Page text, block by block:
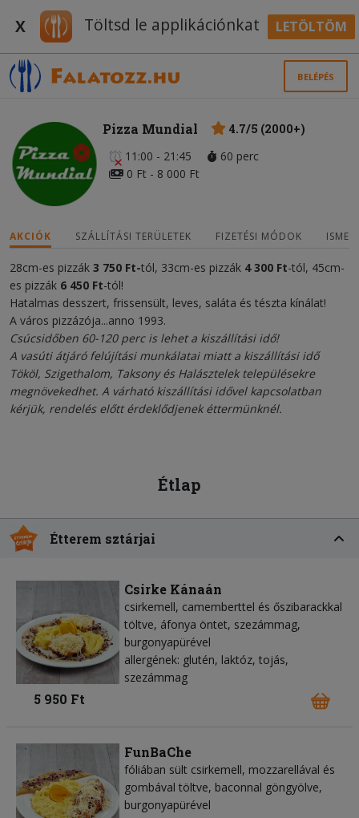
X Töltsd le applikációnkat LETÖLTÖM
BELÉPÉS
Pizza Mundial
4.7/5 (2000+)
11:00 - 21:45
60 perc
0 Ft - 8 000 Ft
AKCIÓK SZÁLLÍTÁSI TERÜLETEK FIZETÉSI MÓDOK
28cm-es pizzák 3 750 Ft-tól, 33cm-es pizzák 4 300 Ft-tól, 45cm-
es pizzák 6 450 Ft-tól!
Hatalmas desszert, frissensült, leves, saláta és tészta kínálat!
A város pizzázója...anno 1993.
Csúcsidőben 60-120 perc is lehet a kiszállítási idő!
A vasúti átjáró felújítási munkálatai miatt a kiszállítási idő
Tököl, Szigethalom, Taksony és Halásztelek településekre
megnövekedhet. A várható kiszállítási idővel kapcsolatban
kérjük, rendelés előtt érdeklődjenek éttermünknél.
Étlap
Étterem sztárjai
Csirke Kánaán
csirkemell, camemberttel és őszibarackkal
töltve, áfonya öntet, szezámmag,
burgonyapürével
allergének: glutén, laktóz, tojás,
szezámmag
5 950 Ft
FunBaChe
fóliában sült csirkemell, mozzarellával és
gombával töltve, baconnal göngyölve,
burgonyapürével